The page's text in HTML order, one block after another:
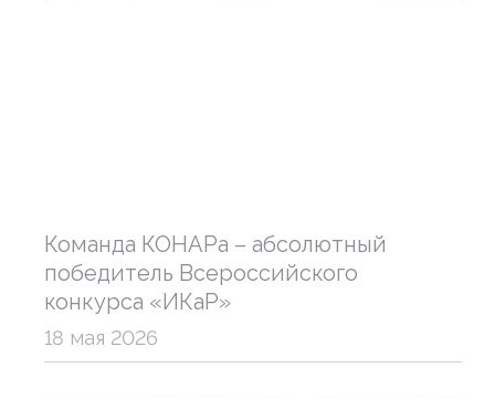
Команда КОНАРа – абсолютный
победитель Всероссийского
конкурса «ИКаР»
18 мая 2026